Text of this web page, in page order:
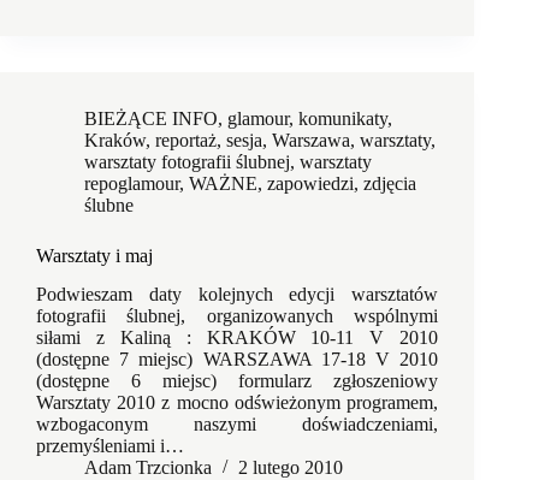
BIEŻĄCE INFO, glamour, komunikaty,
Kraków, reportaż, sesja, Warszawa, warsztaty,
warsztaty fotografii ślubnej, warsztaty
repoglamour, WAŻNE, zapowiedzi, zdjęcia
ślubne
Warsztaty i maj
Podwieszam daty kolejnych edycji warsztatów
fotografii ślubnej, organizowanych wspólnymi
siłami z Kaliną : KRAKÓW 10-11 V 2010
(dostępne 7 miejsc) WARSZAWA 17-18 V 2010
(dostępne 6 miejsc) formularz zgłoszeniowy
Warsztaty 2010 z mocno odświeżonym programem,
wzbogaconym naszymi doświadczeniami,
przemyśleniami i…
Adam Trzcionka
2 lutego 2010